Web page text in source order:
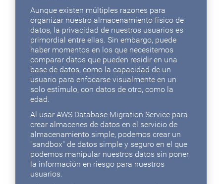
Aunque existen múltiples razones para
organizar nuestro almacenamiento físico de
datos, la privacidad de nuestros usuarios es
primordial entre ellas. Sin embargo, puede
haber momentos en los que necesitemos
comparar datos que pueden residir en una
base de datos, como la capacidad de un
usuario para enfocarse visualmente en un
solo estímulo, con datos de otro, como la
edad.
Al usar AWS Database Migration Service para
crear almacenes de datos en el servicio de
almacenamiento simple, podemos crear un
"sandbox" de datos simple y seguro en el que
podemos manipular nuestros datos sin poner
la información en riesgo para nuestros
usuarios.